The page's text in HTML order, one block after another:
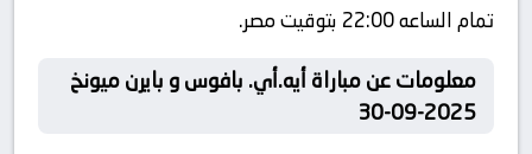
تمام الساعه 22:00 بتوقيت مصر.
معلومات عن مباراة أيه.أي. بافوس و بايرن ميونخ
2025-09-30